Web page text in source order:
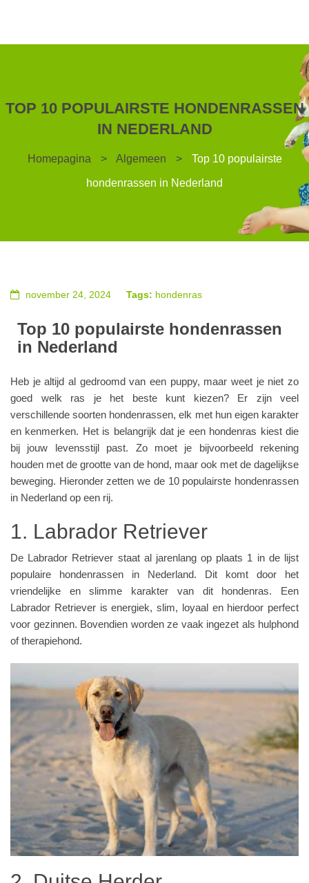
TOP 10 POPULAIRSTE HONDENRASSEN
IN NEDERLAND
Homepagina > Algemeen > Top 10 populairste
hondenrassen in Nederland
november 24, 2024 Tags: hondenras
Top 10 populairste hondenrassen
in Nederland
Heb je altijd al gedroomd van een puppy, maar weet je niet zo
goed welk ras je het beste kunt kiezen? Er zijn veel
verschillende soorten hondenrassen, elk met hun eigen karakter
en kenmerken. Het is belangrijk dat je een hondenras kiest die
bij jouw levensstijl past. Zo moet je bijvoorbeeld rekening
houden met de grootte van de hond, maar ook met de dagelijkse
beweging. Hieronder zetten we de 10 populairste hondenrassen
in Nederland op een rij.
1. Labrador Retriever
De Labrador Retriever staat al jarenlang op plaats 1 in de lijst
populaire hondenrassen in Nederland. Dit komt door het
vriendelijke en slimme karakter van dit hondenras. Een
Labrador Retriever is energiek, slim, loyaal en hierdoor perfect
voor gezinnen. Bovendien worden ze vaak ingezet als hulphond
of therapiehond.